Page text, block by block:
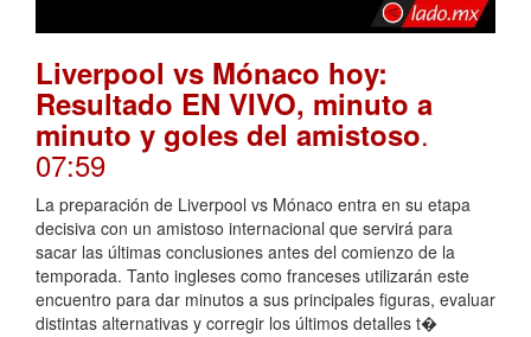
Liverpool vs Mónaco hoy:
Resultado EN VIVO, minuto a
minuto y goles del amistoso.
07:59
La preparación de Liverpool vs Mónaco entra en su etapa
decisiva con un amistoso internacional que servirá para
sacar las últimas conclusiones antes del comienzo de la
temporada. Tanto ingleses como franceses utilizarán este
encuentro para dar minutos a sus principales figuras, evaluar
distintas alternativas y corregir los últimos detalles t�